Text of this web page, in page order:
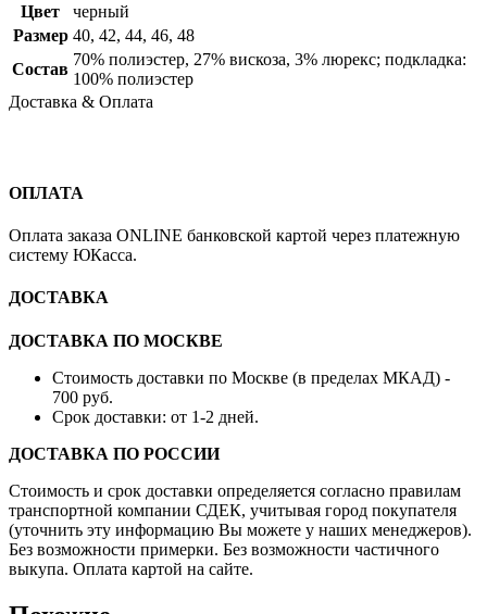
Цвет
черный
Размер 40, 42, 44, 46, 48
Состав
70% полиэстер, 27% вискоза, 3% люрекс; подкладка:
100% полиэстер
Доставка & Оплата
ОПЛАТА
Оплата заказа ONLINE банковской картой через платежную
систему ЮКасса.
ДОСТАВКА
ДОСТАВКА ПО МОСКВЕ
Стоимость доставки по Москве (в пределах МКАД) -
700 руб.
Срок доставки: от 1-2 дней.
ДОСТАВКА ПО РОССИИ
Стоимость и срок доставки определяется согласно правилам
транспортной компании СДЕК, учитывая город покупателя
(уточнить эту информацию Вы можете у наших менеджеров).
Без возможности примерки. Без возможности частичного
выкупа. Оплата картой на сайте.